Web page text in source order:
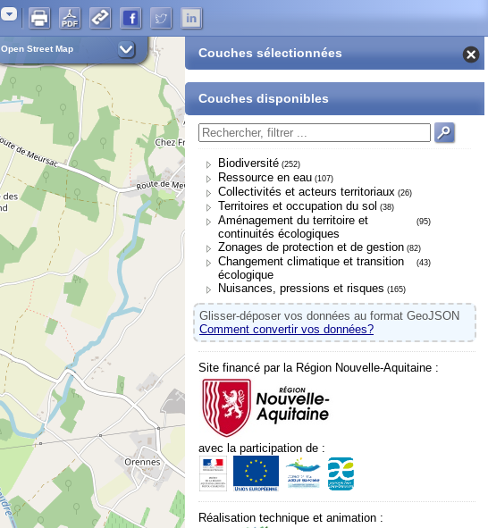
Adresse
Open Street Map Couches sélectionnées
Couches disponibles
Biodiversité (252)
Ressource en eau (107)
Collectivités et acteurs territoriaux (26)
Territoires et occupation du sol (38)
Aménagement du territoire et
continuités écologiques
(95)
Zonages de protection et de gestion (82)
Changement climatique et transition
écologique
(43)
Nuisances, pressions et risques (165)
Glisser-déposer vos données au format GeoJSON
Comment convertir vos données?
Site financé par la Région Nouvelle-Aquitaine :
avec la participation de :
Réalisation technique et animation :